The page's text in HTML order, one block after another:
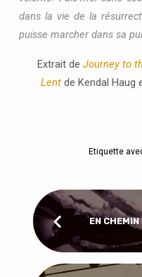
dans la vie de la
puisse marcher dans sa
Extrait deJourney to
Lent de Kendal Haug
Etiquette
EN